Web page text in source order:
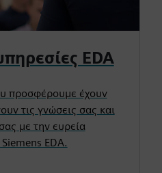
EDA
προσφέρουμε έχουν
τις γνώσεις σας και
με την ευρεία
EDA.